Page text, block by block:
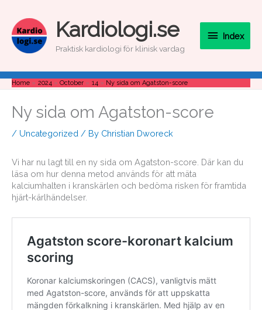
content
Kardiologi.se
Praktisk kardiologi för klinisk vardag
Index
Index
Home 2024 October 14 Ny sida om Agatston-score
Ny sida om Agatston-score
/ Uncategorized / By Christian Dworeck
Vi har nu lagt till en ny sida om Agatston-score. Där kan du
läsa om hur denna metod används för att mäta
kalciumhalten i kranskärlen och bedöma risken för framtida
hjärt-kärlhändelser.